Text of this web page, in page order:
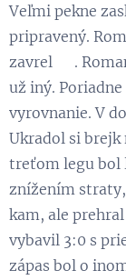
Veľmi pekne
pripravený.
zavrel 😉.
už iný.
vyrovnanie. V
Ukradol si brejk
treťom legu bol
znížením
kam, ale
vybavil 3:0 s
zápas bol o